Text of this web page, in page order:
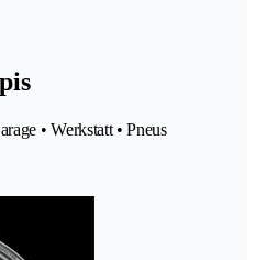
• Werkstatt • Pneus